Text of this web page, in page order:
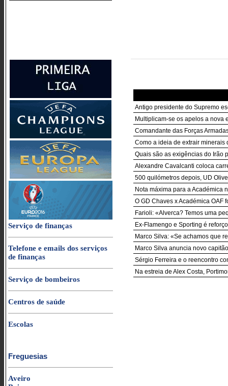
Serviço de finanças
Telefone e emails dos serviços
de finanças
Serviço de bombeiros
Centros de saúde
Escolas
Freguesias
Aveiro
Antigo presidente do Supremo
Multiplicam-se os apelos a nova
Comandante das Forças
Como a ideia de extrair minerais
Quais são as exigências do Irão
Alexandre Cavalcanti coloca
500 quilómetros depois, UD
Nota máxima para a Académica
O GD Chaves x Académica OAF
Farioli: «Alverca? Temos uma
Ex-Flamengo e Sporting é
Marco Silva: «Se achamos que
Marco Silva anuncia novo
Sérgio Ferreira e o reencontro
Na estreia de Alex Costa,